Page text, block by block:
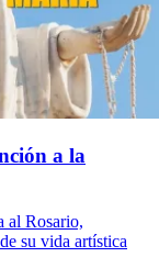
a la
al Rosario,
su vida artística